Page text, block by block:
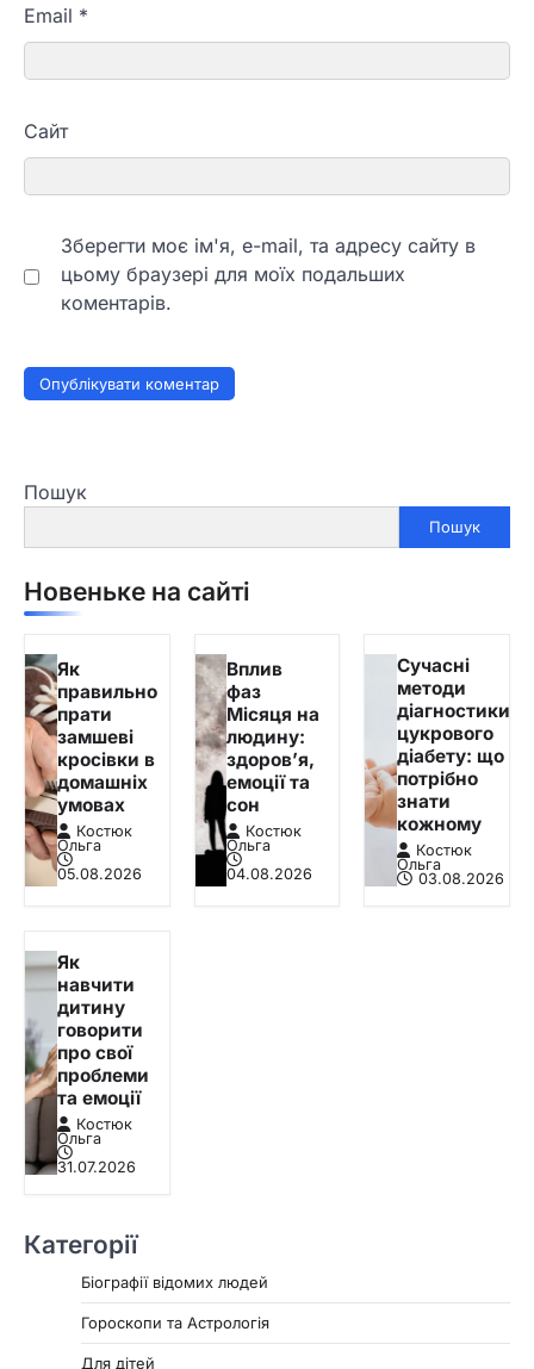
Email *
Сайт
Зберегти моє ім'я, e-mail, та адресу сайту в
цьому браузері для моїх подальших
коментарів.
Пошук
Пошук
Новеньке на сайті
Як
правильно
прати
замшеві
кросівки в
домашніх
умовах
Костюк
Ольга
05.08.2026
Вплив
фаз
Місяця на
людину:
здоров’я,
емоції та
сон
Костюк
Ольга
04.08.2026
Сучасні
методи
діагностики
цукрового
діабету: що
потрібно
знати
кожному
Костюк
Ольга
03.08.2026
Як
навчити
дитину
говорити
про свої
проблеми
та емоції
Костюк
Ольга
31.07.2026
Категорії
Біографії відомих людей
Гороскопи та Астрологія
Для дітей